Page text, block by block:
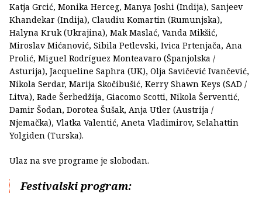
Katja Grcić, Monika Herceg, Manya Joshi (Indija), Sanjeev
Khandekar (Indija), Claudiu Komartin (Rumunjska),
Halyna Kruk (Ukrajina), Mak Maslać, Vanda Mikšić,
Miroslav Mićanović, Sibila Petlevski, Ivica Prtenjača, Ana
Prolić, Miguel Rodríguez Monteavaro (Španjolska /
Asturija), Jacqueline Saphra (UK), Olja Savičević Ivančević,
Nikola Serdar, Marija Skočibušić, Kerry Shawn Keys (SAD /
Litva), Rade Šerbedžija, Giacomo Scotti, Nikola Šerventić,
Damir Šodan, Dorotea Šušak, Anja Utler (Austrija /
Njemačka), Vlatka Valentić, Aneta Vladimirov, Selahattin
Yolgiden (Turska).
Ulaz na sve programe je slobodan.
Festivalski program: